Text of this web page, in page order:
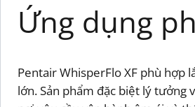
Ứng dụng
Pentair WhisperFlo XF phù hợp
lớn. Sản phẩm đặc biệt lý tưởng